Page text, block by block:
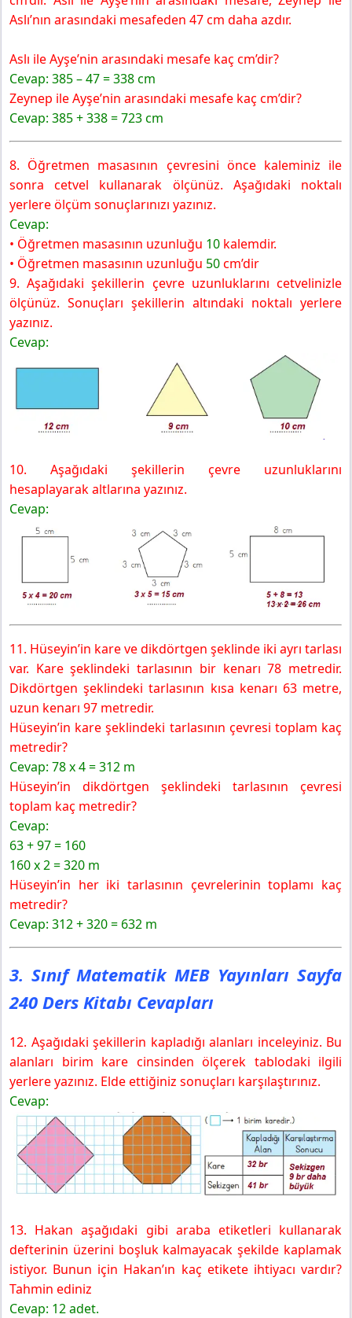
Aslı’nın arasındaki mesafeden 47 cm daha azdır.
Aslı ile Ayşe’nin arasındaki mesafe kaç cm’dir?
Cevap: 385 – 47 = 338 cm
Zeynep ile Ayşe’nin arasındaki mesafe kaç cm’dir?
Cevap: 385 + 338 = 723 cm
8. Öğretmen masasının çevresini önce kaleminiz ile
sonra cetvel kullanarak ölçünüz. Aşağıdaki noktalı
yerlere ölçüm sonuçlarınızı yazınız.
Cevap:
• Öğretmen masasının uzunluğu 10 kalemdir.
• Öğretmen masasının uzunluğu 50cm’dir
9. Aşağıdaki şekillerin çevre uzunluklarını cetvelinizle
ölçünüz. Sonuçları şekillerin altındaki noktalı yerlere
yazınız.
Cevap:
10. Aşağıdaki şekillerin çevre uzunluklarını
hesaplayarak altlarına yazınız.
Cevap:
11. Hüseyin’in kare ve dikdörtgen şeklinde iki ayrı tarlası
var. Kare şeklindeki tarlasının bir kenarı 78 metredir.
Dikdörtgen şeklindeki tarlasının kısa kenarı 63 metre,
uzun kenarı 97 metredir.
Hüseyin’in kare şeklindeki tarlasının çevresi toplam kaç
metredir?
Cevap: 78 x 4 = 312 m
Hüseyin’in dikdörtgen şeklindeki tarlasının çevresi
toplam kaç metredir?
Cevap:
63 + 97 = 160
160 x 2 = 320 m
Hüseyin’in her iki tarlasının çevrelerinin toplamı kaç
metredir?
Cevap: 312 + 320 = 632 m
3. Sınıf Matematik MEB Yayınları Sayfa
240 Ders Kitabı Cevapları
12. Aşağıdaki şekillerin kapladığı alanları inceleyiniz. Bu
alanları birim kare cinsinden ölçerek tablodaki ilgili
yerlere yazınız. Elde ettiğiniz sonuçları karşılaştırınız.
Cevap:
13. Hakan aşağıdaki gibi araba etiketleri kullanarak
defterinin üzerini boşluk kalmayacak şekilde kaplamak
istiyor. Bunun için Hakan’ın kaç etikete ihtiyacı vardır?
Tahmin ediniz
Cevap: 12 adet.